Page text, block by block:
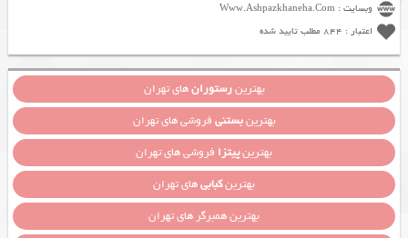
وبسایت : Www.Ashpazkhaneha.Com
اعتبار : 844 مطلب تایید شده
بهترینرستورانهای تهران
بهترینبستنی فروشی های تهران
بهترینپیتزا فروشی های تهران
بهترینکبابیهای تهران
بهترین همبرگر های تهران